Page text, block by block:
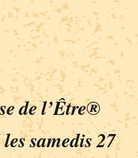
de l’Être®
samedis 27